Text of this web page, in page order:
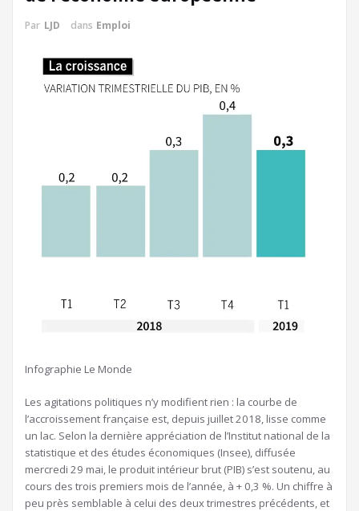
Par LJD dans Emploi
Infographie Le Monde
Les agitations politiques n’y modifient rien : la courbe de
l’accroissement française est, depuis juillet 2018, lisse comme
un lac. Selon la dernière appréciation de l’Institut national de la
statistique et des études économiques (Insee), diffusée
mercredi 29 mai, le produit intérieur brut (PIB) s’est soutenu, au
cours des trois premiers mois de l’année, à + 0,3 %. Un chiffre à
peu près semblable à celui des deux trimestres précédents, et